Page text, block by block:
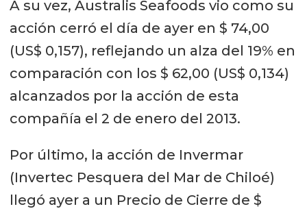
A su vez, Australis Seafoods vio como su
acción cerró el día de ayer en $ 74,00
(US$ 0,157), reflejando un alza del 19% en
comparación con los $ 62,00 (US$ 0,134)
alcanzados por la acción de esta
compañía el 2 de enero del 2013.
Por último, la acción de Invermar
(Invertec Pesquera del Mar de Chiloé)
llegó ayer a un Precio de Cierre de $